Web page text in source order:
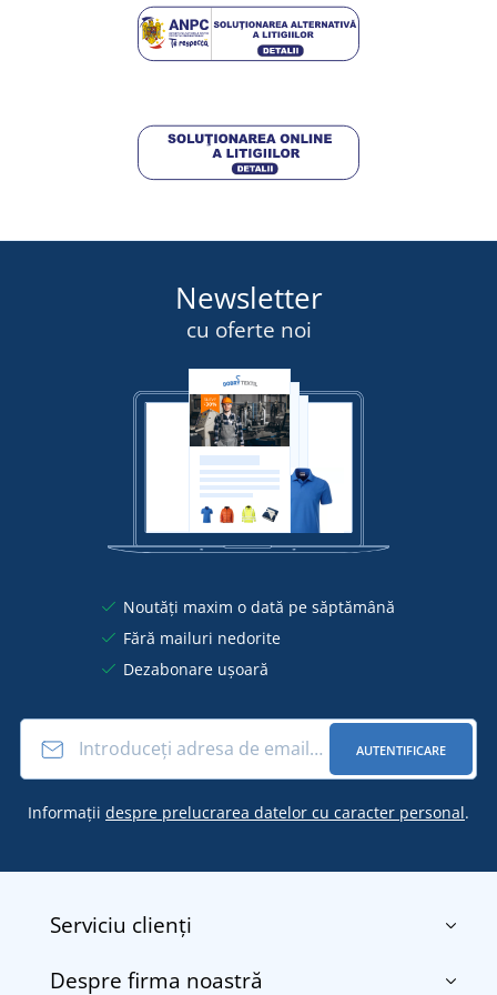
DETALII
291,00 lei
Newsletter
cu oferte noi
Noutăți maxim o dată pe săptămână
Fără mailuri nedorite
Dezabonare ușoară
AUTENTIFICARE
Informații despre prelucrarea datelor cu caracter personal.
Serviciu clienți
Contact
Despre firma noastră